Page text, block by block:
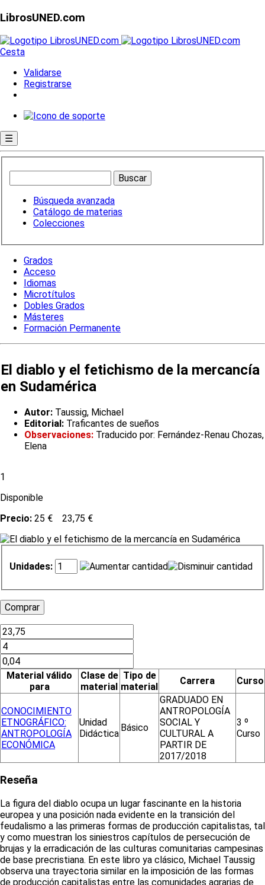
LibrosUNED.com
Cesta
Validarse
Registrarse
☰
Búsqueda avanzada
Catálogo de materias
Colecciones
Grados
Acceso
Idiomas
Microtítulos
Dobles Grados
Másteres
Formación Permanente
El diablo y el fetichismo de la mercancía
en Sudamérica
Autor: Taussig, Michael
Editorial: Traficantes de sueños
Observaciones: Traducido por: Fernández-Renau Chozas,
Elena
1
Disponible
Precio: 25 € 23,75 €
Unidades:
Material válido
para
Clase de
material
Tipo de
material
Carrera Curso
CONOCIMIENTO
ETNOGRÁFICO:
ANTROPOLOGÍA
ECONÓMICA
Unidad
Didáctica
Básico
GRADUADO EN
ANTROPOLOGÍA
SOCIAL Y
CULTURAL A
PARTIR DE
2017/2018
3 º
Curso
Reseña
La figura del diablo ocupa un lugar fascinante en la historia
europea y una posición nada evidente en la transición del
feudalismo a las primeras formas de producción capitalistas, tal
y como muestran los siniestros capítulos de persecución de
brujas y la erradicación de las culturas comunitarias campesinas
de base precristiana. En este libro ya clásico, Michael Taussig
observa una trayectoria similar en la imposición de las formas
de producción capitalistas entre las comunidades agrarias de